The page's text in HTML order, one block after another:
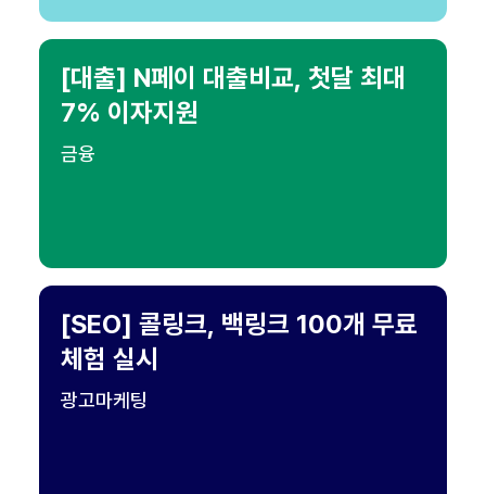
[대출] N페이 대출비교, 첫달 최대
7% 이자지원
금융
[SEO] 콜링크, 백링크 100개 무료
체험 실시
광고마케팅